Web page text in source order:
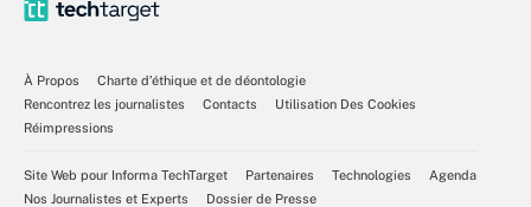
À Propos
Charte d’éthique et de déontologie
Rencontrez les journalistes
Contacts
Utilisation Des Cookies
Réimpressions
Site Web pour Informa TechTarget Partenaires Technologies
Agenda
Nos Journalistes et Experts
Dossier de Presse